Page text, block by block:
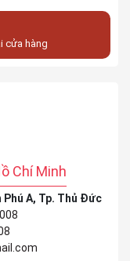
cửa hàng
Chí Minh
Phú A, Tp. Thủ Đức